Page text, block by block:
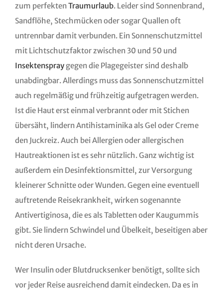
zum perfektenTraumurlaub. Leider sind Sonnenbrand,
Sandflöhe, Stechmücken oder sogar Quallen oft
untrennbar damit verbunden. Ein Sonnenschutzmittel
mit Lichtschutzfaktor zwischen 30 und 50 und
Insektenspraygegen die Plagegeister sind deshalb
unabdingbar. Allerdings muss das Sonnenschutzmittel
auch regelmäßig und frühzeitig aufgetragen werden.
Ist die Haut erst einmal verbrannt oder mit Stichen
übersäht, lindern Antihistaminika als Gel oder Creme
den Juckreiz. Auch bei Allergien oder allergischen
Hautreaktionen ist es sehr nützlich. Ganz wichtig ist
außerdem ein Desinfektionsmittel, zur Versorgung
kleinerer Schnitte oder Wunden. Gegen eine eventuell
auftretende Reisekrankheit, wirken sogenannte
Antivertiginosa, die es als Tabletten oder Kaugummis
gibt. Sie lindern Schwindel und Übelkeit, beseitigen aber
nicht deren Ursache.
Wer Insulin oder Blutdrucksenker benötigt, sollte sich
vor jeder Reise ausreichend damit eindecken. Da es in